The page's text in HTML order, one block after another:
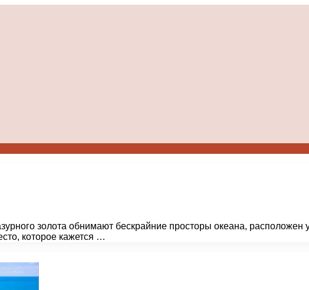
золота обнимают бескрайние просторы океана, расположен
которое кажется …